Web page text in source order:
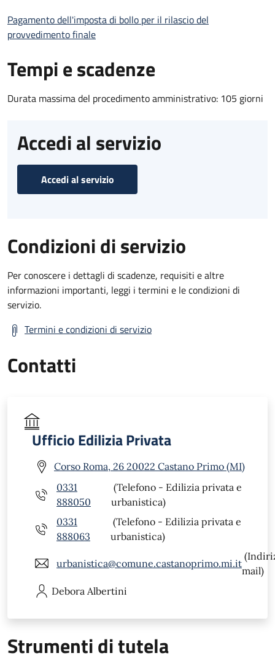
Pagamento dell'imposta di bollo per il rilascio del
provvedimento finale
Tempi e scadenze
Durata massima del procedimento amministrativo: 105 giorni
Accedi al servizio
Accedi al servizio
Condizioni di servizio
Per conoscere i dettagli di scadenze, requisiti e altre
informazioni importanti, leggi i termini e le condizioni di
servizio.
Termini e condizioni di servizio
Contatti
Ufficio Edilizia Privata
Corso Roma, 26 20022 Castano Primo (MI)
0331
888050
(Telefono - Edilizia privata e
urbanistica)
0331
888063
(Telefono - Edilizia privata e
urbanistica)
urbanistica@comune.castanoprimo.mi.it
mail)
Debora Albertini
Strumenti di tutela